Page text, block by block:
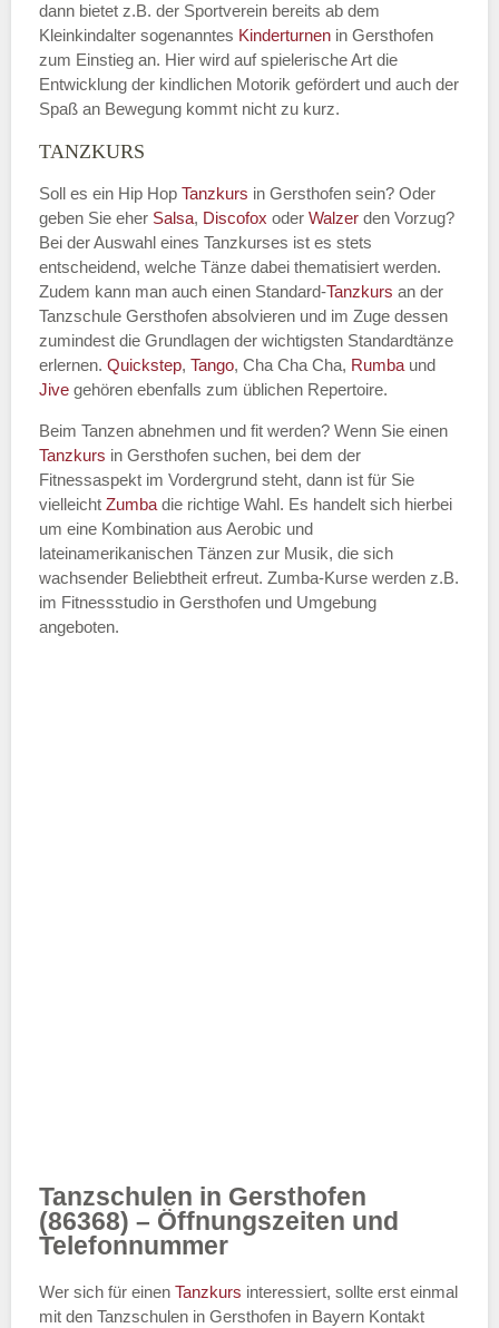
dann bietet z.B. der Sportverein bereits ab dem
Kleinkindalter sogenanntes Kinderturnen in Gersthofen
zum Einstieg an. Hier wird auf spielerische Art die
Entwicklung der kindlichen Motorik gefördert und auch der
Spaß an Bewegung kommt nicht zu kurz.
TANZKURS
Soll es ein Hip Hop Tanzkurs in Gersthofen sein? Oder
geben Sie eher Salsa, Discofox oder Walzer den Vorzug?
Bei der Auswahl eines Tanzkurses ist es stets
entscheidend, welche Tänze dabei thematisiert werden.
Zudem kann man auch einen Standard-Tanzkurs an der
Tanzschule Gersthofen absolvieren und im Zuge dessen
zumindest die Grundlagen der wichtigsten Standardtänze
erlernen. Quickstep, Tango, Cha Cha Cha, Rumba und
Jive gehören ebenfalls zum üblichen Repertoire.
Beim Tanzen abnehmen und fit werden? Wenn Sie einen
Tanzkurs in Gersthofen suchen, bei dem der
Fitnessaspekt im Vordergrund steht, dann ist für Sie
vielleicht Zumba die richtige Wahl. Es handelt sich hierbei
um eine Kombination aus Aerobic und
lateinamerikanischen Tänzen zur Musik, die sich
wachsender Beliebtheit erfreut. Zumba-Kurse werden z.B.
im Fitnessstudio in Gersthofen und Umgebung
angeboten.
Tanzschulen in Gersthofen
(86368) – Öffnungszeiten und
Telefonnummer
Wer sich für einen Tanzkurs interessiert, sollte erst einmal
mit den Tanzschulen in Gersthofen in Bayern Kontakt